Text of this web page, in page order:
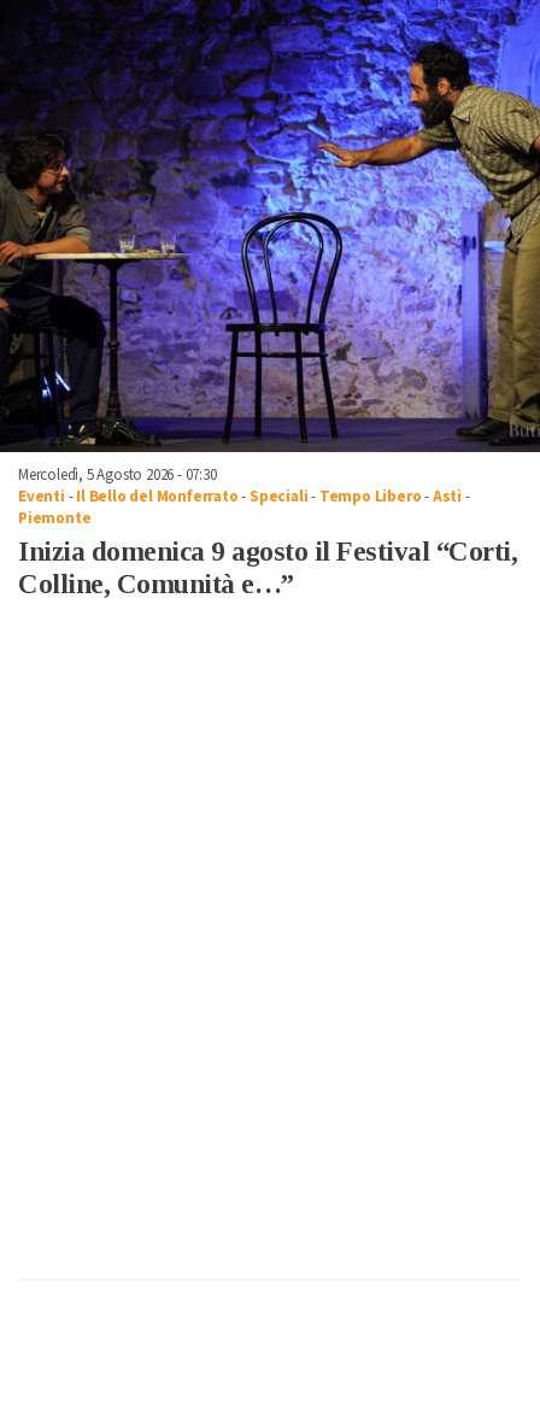
Mercoledì, 5 Agosto 2026 - 07:30
Eventi -Il Bello del Monferrato-Speciali- Tempo Libero-Asti -
Piemonte
Inizia domenica 9 agosto il Festival “Corti,
Colline, Comunità e…”